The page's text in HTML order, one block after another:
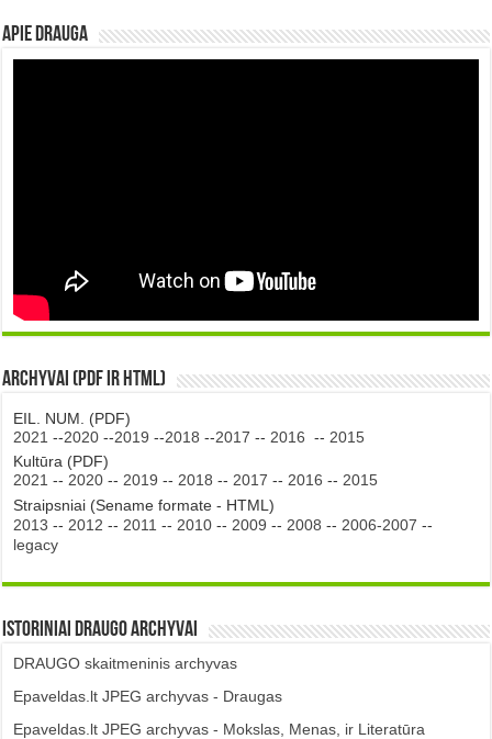
Apie DRAUGA
Archyvai (PDF ir HTML)
EIL. NUM. (PDF)
2021 --2020 --2019 --2018 --2017 -- 2016 -- 2015
Kultūra (PDF)
2021 -- 2020 -- 2019 -- 2018 -- 2017 -- 2016 -- 2015
Straipsniai (Sename formate - HTML)
2013 -- 2012 -- 2011 -- 2010 -- 2009 -- 2008 -- 2006-2007 --
legacy
Istoriniai DRAUGO Archyvai
DRAUGO skaitmeninis archyvas
Epaveldas.lt JPEG archyvas - Draugas
Epaveldas.lt JPEG archyvas - Mokslas, Menas, ir Literatūra